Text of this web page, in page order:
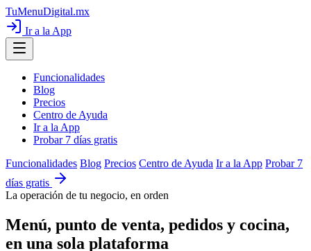
TuMenuDigital.mx
Ir a la App
Funcionalidades
Blog
Precios
Centro de Ayuda
Ir a la App
Probar 7 días gratis
Funcionalidades Blog Precios Centro de Ayuda Ir a la App Probar 7
días gratis
La operación de tu negocio, en orden
Menú, punto de venta, pedidos y cocina,
en una sola plataforma